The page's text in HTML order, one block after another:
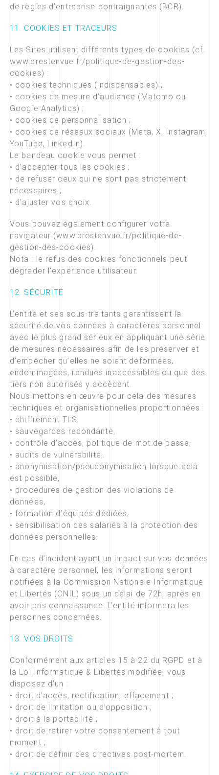
de règles d’entreprise contraignantes (BCR).
11. COOKIES ET TRACEURS
Les Sites utilisent différents types de cookies (cf.
www.brestenvue.fr/politique-de-gestion-des-
cookies) :
• cookies techniques (indispensables) ;
• cookies de mesure d’audience (Matomo ou
Google Analytics) ;
• cookies de personnalisation ;
• cookies de réseaux sociaux (Meta, X, Instagram,
YouTube, LinkedIn).
Le bandeau cookie vous permet :
• d’accepter tous les cookies ;
• de refuser ceux qui ne sont pas strictement
nécessaires ;
• d’ajuster vos choix.
Vous pouvez également configurer votre
navigateur (www.brestenvue.fr/politique-de-
gestion-des-cookies).
Nota : le refus des cookies fonctionnels peut
dégrader l’expérience utilisateur.
12. SÉCURITÉ
L’entité et ses sous-traitants garantissent la
sécurité de vos données à caractères personnel
avec le plus grand sérieux en appliquant une série
de mesures nécessaires afin de les préserver et
d’empêcher qu’elles ne soient déformées,
endommagées, rendues inaccessibles ou que des
tiers non autorisés y accèdent.
Nous mettons en œuvre pour cela des mesures
techniques et organisationnelles proportionnées :
• chiffrement TLS,
• sauvegardes redondante,
• contrôle d’accès, politique de mot de passe,
• audits de vulnérabilité,
• anonymisation/pseudonymisation lorsque cela
est possible,
• procédures de gestion des violations de
données,
• formation d’équipes dédiées,
• sensibilisation des salariés à la protection des
données personnelles.
En cas d’incident ayant un impact sur vos données
à caractère personnel, les informations seront
notifiées à la Commission Nationale Informatique
et Libertés (CNIL) sous un délai de 72h, après en
avoir pris connaissance. L’entité informera les
personnes concernées.
13. VOS DROITS
Conformément aux articles 15 à 22 du RGPD et à
la Loi Informatique & Libertés modifiée, vous
disposez d’un :
• droit d’accès, rectification, effacement ;
• droit de limitation ou d’opposition ;
• droit à la portabilité ;
• droit de retirer votre consentement à tout
moment ;
• droit de définir des directives post-mortem.